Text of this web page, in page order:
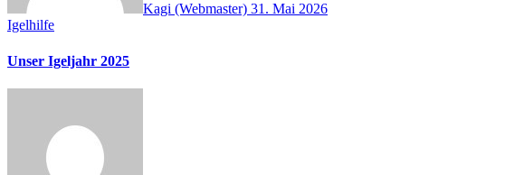
Kagi (Webmaster) 31. Mai 2026
Igelhilfe
Unser Igeljahr 2025